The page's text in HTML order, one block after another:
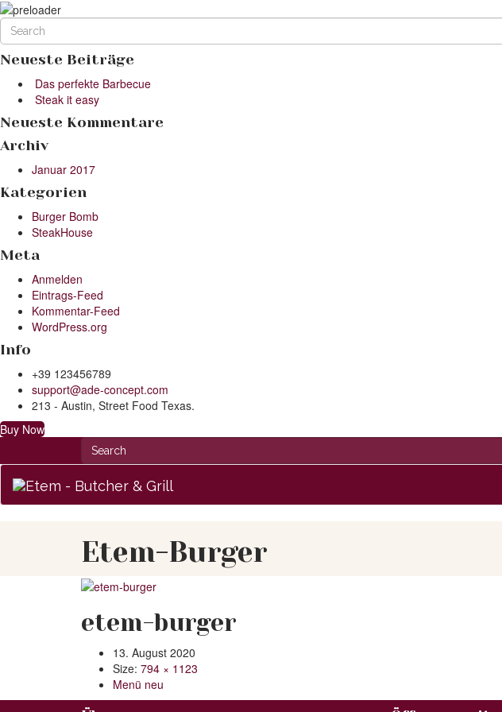
Neueste Beiträge
Das perfekte Barbecue
Steak it easy
Neueste Kommentare
Archiv
Januar 2017
Kategorien
Burger Bomb
SteakHouse
Meta
Anmelden
Eintrags-Feed
Kommentar-Feed
WordPress.org
Info
+39 123456789
support@ade-concept.com
213 - Austin, Street Food Texas.
Buy Now
Etem-Burger
etem-burger
13. August 2020
Size: 794 × 1123
Menü neu